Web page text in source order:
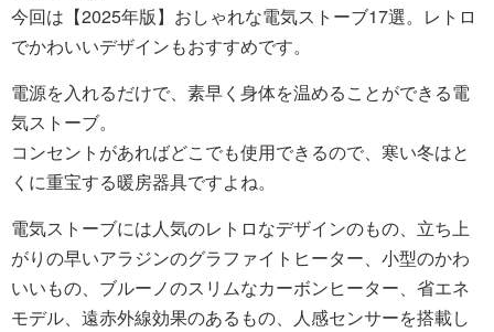
今回は【2025年版】おしゃれな電気ストーブ17選。レトロ
でかわいいデザインもおすすめです。
電源を入れるだけで、素早く身体を温めることができる電
気ストーブ。
コンセントがあればどこでも使用できるので、寒い冬はと
くに重宝する暖房器具ですよね。
電気ストーブには人気のレトロなデザインのもの、立ち上
がりの早いアラジンのグラファイトヒーター、小型のかわ
いいもの、ブルーノのスリムなカーボンヒーター、省エネ
モデル、遠赤外線効果のあるもの、人感センサーを搭載し